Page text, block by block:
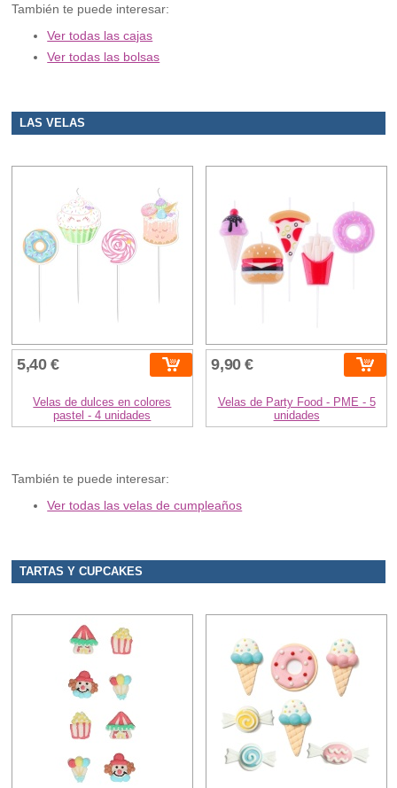
También te puede interesar:
Ver todas las cajas
Ver todas las bolsas
LAS VELAS
5,40 €
Velas de dulces en colores
pastel - 4 unidades
9,90 €
Velas de Party Food - PME - 5
unidades
También te puede interesar:
Ver todas las velas de cumpleaños
TARTAS Y CUPCAKES